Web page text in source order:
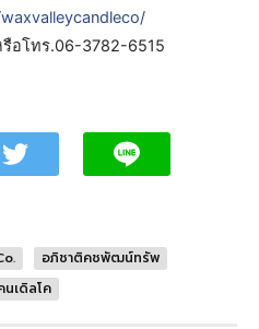
รือโทร.06-3782-6515
อภิชาติคชพัฒน์ทรัพ
นเดิลโค